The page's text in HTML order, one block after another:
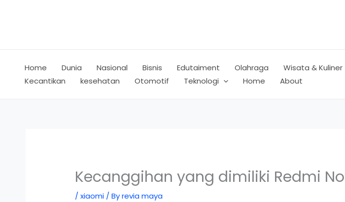
Home Dunia Nasional Bisnis Edutaiment Olahraga Wisata & Kuliner
Kecantikan
kesehatan Otomotif Teknologi Home About
Kecanggihan yang dimiliki Redmi
/xiaomi / Byrevia maya